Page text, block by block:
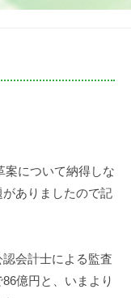
案について納得しな
ありましたので記
会計士による監査
億円と、いまより